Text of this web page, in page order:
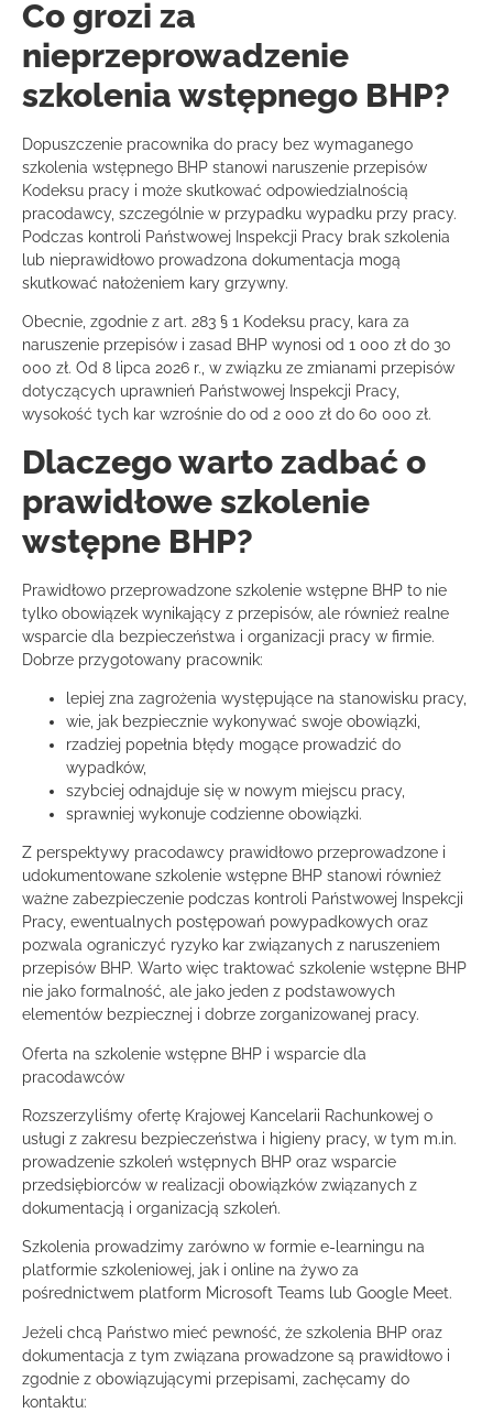
Co grozi za
nieprzeprowadzenie
szkolenia wstępnego BHP?
Dopuszczenie pracownika do pracy bez wymaganego
szkolenia wstępnego BHP stanowi naruszenie przepisów
Kodeksu pracy i może skutkować odpowiedzialnością
pracodawcy, szczególnie w przypadku wypadku przy pracy.
Podczas kontroli Państwowej Inspekcji Pracy brak szkolenia
lub nieprawidłowo prowadzona dokumentacja mogą
skutkować nałożeniem kary grzywny.
Obecnie, zgodnie z art. 283 § 1 Kodeksu pracy, kara za
naruszenie przepisów i zasad BHP wynosi od 1 000 zł do 30
000 zł. Od 8 lipca 2026 r., w związku ze zmianami przepisów
dotyczących uprawnień Państwowej Inspekcji Pracy,
wysokość tych kar wzrośnie do od 2 000 zł do 60 000 zł.
Dlaczego warto zadbać o
prawidłowe szkolenie
wstępne BHP?
Prawidłowo przeprowadzone szkolenie wstępne BHP to nie
tylko obowiązek wynikający z przepisów, ale również realne
wsparcie dla bezpieczeństwa i organizacji pracy w firmie.
Dobrze przygotowany pracownik:
lepiej zna zagrożenia występujące na stanowisku pracy,
wie, jak bezpiecznie wykonywać swoje obowiązki,
rzadziej popełnia błędy mogące prowadzić do
wypadków,
szybciej odnajduje się w nowym miejscu pracy,
sprawniej wykonuje codzienne obowiązki.
Z perspektywy pracodawcy prawidłowo przeprowadzone i
udokumentowane szkolenie wstępne BHP stanowi również
ważne zabezpieczenie podczas kontroli Państwowej Inspekcji
Pracy, ewentualnych postępowań powypadkowych oraz
pozwala ograniczyć ryzyko kar związanych z naruszeniem
przepisów BHP. Warto więc traktować szkolenie wstępne BHP
nie jako formalność, ale jako jeden z podstawowych
elementów bezpiecznej i dobrze zorganizowanej pracy.
Oferta na szkolenie wstępne BHP i wsparcie dla
pracodawców
Rozszerzyliśmy ofertę Krajowej Kancelarii Rachunkowej o
usługi z zakresu bezpieczeństwa i higieny pracy, w tym m.in.
prowadzenie szkoleń wstępnych BHP oraz wsparcie
przedsiębiorców w realizacji obowiązków związanych z
dokumentacją i organizacją szkoleń.
Szkolenia prowadzimy zarówno w formie e-learningu na
platformie szkoleniowej, jak i online na żywo za
pośrednictwem platform Microsoft Teams lub Google Meet.
Jeżeli chcą Państwo mieć pewność, że szkolenia BHP oraz
dokumentacja z tym związana prowadzone są prawidłowo i
zgodnie z obowiązującymi przepisami, zachęcamy do
kontaktu: